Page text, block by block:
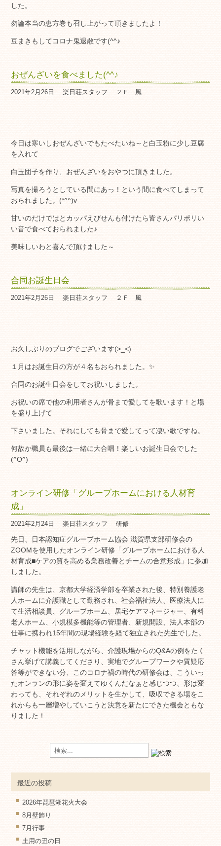
した。
勿論本当の恵方巻も召し上がって頂きましたよ！
豆まきもしてコロナ鬼退散です(^^♪
おぜんざいを食べました(^^♪
2021年2月26日 楽日荘スタッフ ２Ｆ 風
今日は寒いしおぜんざいでもたべたいね～と白玉粉に少し豆腐
を入れて
白玉団子を作り、おぜんざいをおやつに頂きました。
写真を撮ろうとしている間にあっ！という間に食べてしまって
おられました。(*^^)v
甘いのだけではとカッパえびせんも付けたら皆さんパリポリい
い音で食べておられました♪
美味しいわと喜んで頂けました～
合同お誕生日会
2021年2月26日 楽日荘スタッフ ２Ｆ 風
お久しぶりのブログでございます(>_<)
１月はお誕生日の方が４名もおられました。✨
合同のお誕生日会をしてお祝いしました。
お祝いの席で他の利用者さんが骨まで愛してを歌います！と場
を盛り上げて
下さいました。それにしても骨まで愛してって凄い歌ですね。
何故か職員も最後は一緒に大合唱！楽しいお誕生日会でした
(^O^)
オンライン研修「グループホームにおける人材育
成」
2021年2月24日 楽日荘スタッフ 研修
先日、日本認知症グループホーム協会 滋賀県支部研修会の
ZOOMを使用したオンライン研修「グループホームにおける人
材育成■ケアの質を高める業務改善とチームの合意形成」に参加
しました。
講師の先生は、京都大学経済学部を卒業された後、特別養護老
人ホームに介護職として勤務され、社会福祉法人、医療法人に
て生活相談員、グループホーム、居宅ケアマネージャー、有料
老人ホーム、小規模多機能等の管理者、新規開設、法人本部の
仕事に携われ15年間の現場経験を経て独立された先生でした。
チャット機能を活用しながら、介護現場からのQ&Aの例をたく
さん挙げて講義してくださり、実地でグループワークや質疑応
答等ができない分、このコロナ禍の時代の研修会は、こういっ
たオンランの形に姿を変えてゆくんだなぁと感じつつ、形は変
わっても、それぞれのメリットを生かして、吸収できる場をこ
れからも一層増やしていこうと決意を新たにできた機会ともな
りました！
最近の投稿
2026年琵琶湖花火大会
8月壁飾り
7月行事
土用の丑の日